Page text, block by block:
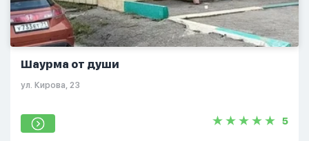
Шаурма от души
ул. Кирова, 23
5